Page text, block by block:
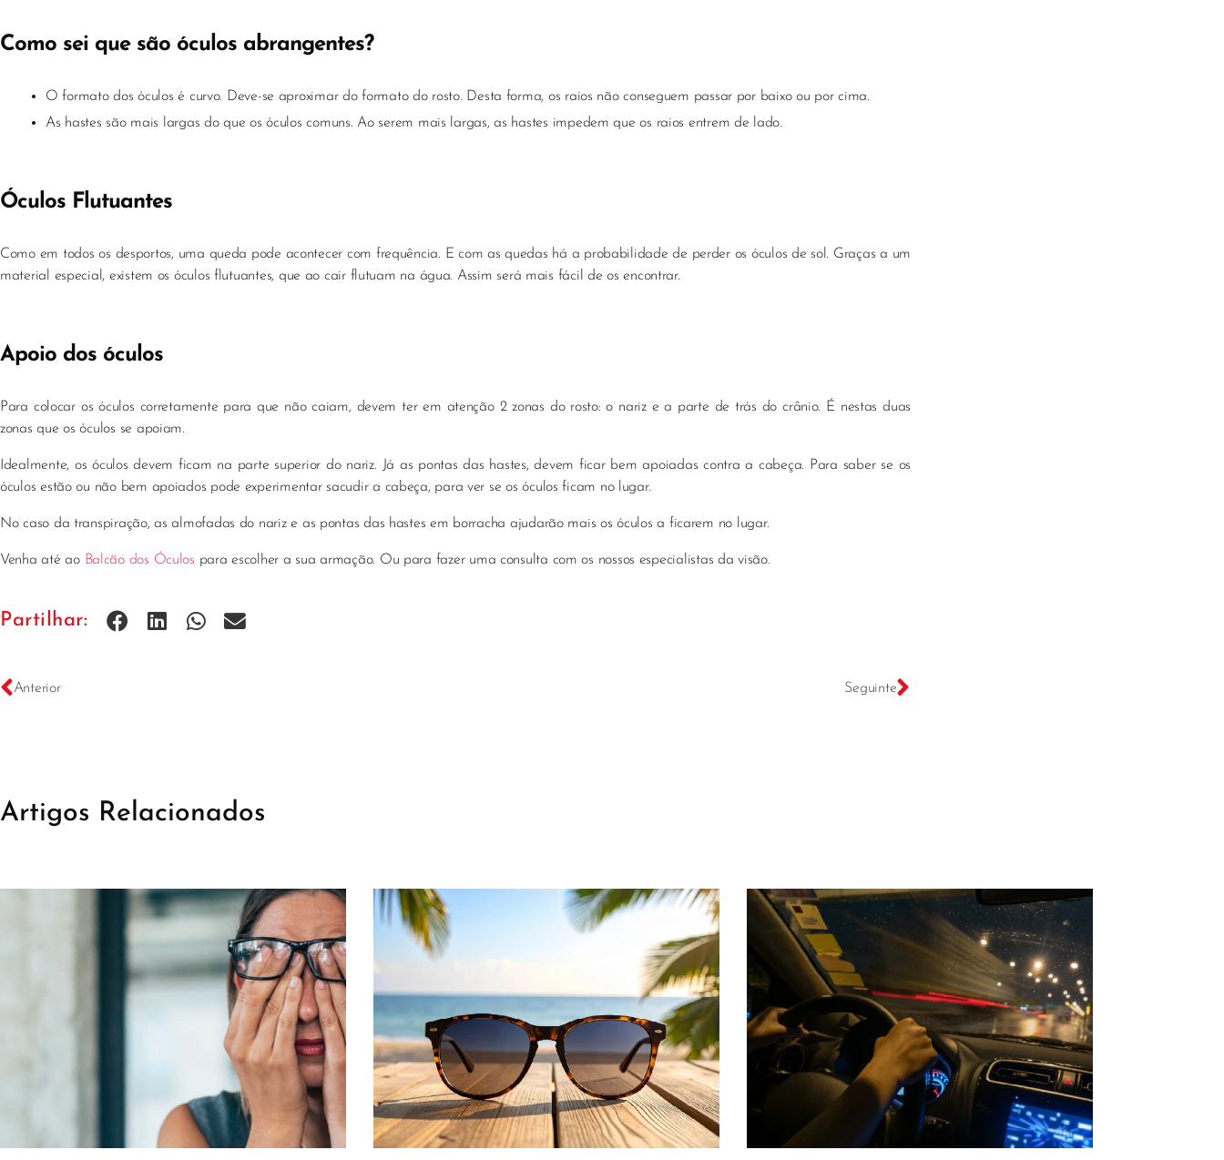
Como sei que são óculos abrangentes?
O formato dos óculos é curvo. Deve-se aproximar do formato do rosto. Desta forma, os raios não conseguem passar por baixo ou por cima.
As hastes são mais largas do que os óculos comuns. Ao serem mais largas, as hastes impedem que os raios entrem de lado.
Óculos Flutuantes
Como em todos os desportos, uma queda pode acontecer com frequência. E com as quedas há a probabilidade de perder os óculos de sol. Graças a um
material especial, existem os óculos flutuantes, que ao cair flutuam na água. Assim será mais fácil de os encontrar.
Apoio dos óculos
Para colocar os óculos corretamente para que não caiam, devem ter em atenção 2 zonas do rosto: o nariz e a parte de trás do crânio. É nestas duas
zonas que os óculos se apoiam.
Idealmente, os óculos devem ficam na parte superior do nariz. Já as pontas das hastes, devem ficar bem apoiadas contra a cabeça. Para saber se os
óculos estão ou não bem apoiados pode experimentar sacudir a cabeça, para ver se os óculos ficam no lugar.
No caso da transpiração, as almofadas do nariz e as pontas das hastes em borracha ajudarão mais os óculos a ficarem no lugar.
Venha até ao Balcão dos Óculos para escolher a sua armação. Ou para fazer uma consulta com os nossos especialistas da visão.
Partilhar:
Anterior Seguinte
Artigos Relacionados